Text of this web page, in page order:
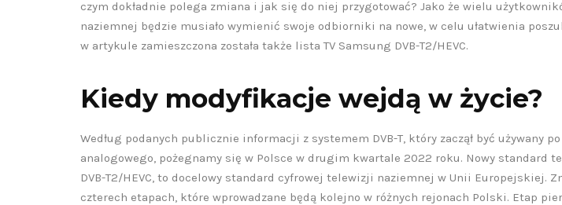
E-A-T na stronie
internetowej?
CZYTAJ DALEJ
konwersję na
stronie
8 maja 2026
czym dokładnie polega zmiana i jak się do niej przygotować? Jako że wielu
naziemnej będzie musiało wymienić swoje odbiorniki na nowe, w celu ułatwienia
w artykule zamieszczona została także lista TV Samsung DVB-T2/HEVC.
Kiedy modyfikacje wejdą w życie?
Według podanych publicznie informacji z systemem DVB-T, który zaczął być używany po
analogowego, pożegnamy się w Polsce w drugim kwartale 2022 roku. Nowy standard
DVB-T2/HEVC, to docelowy standard cyfrowej telewizji naziemnej w Unii Europejskiej.
czterech etapach, które wprowadzane będą kolejno w różnych rejonach Polski. Etap